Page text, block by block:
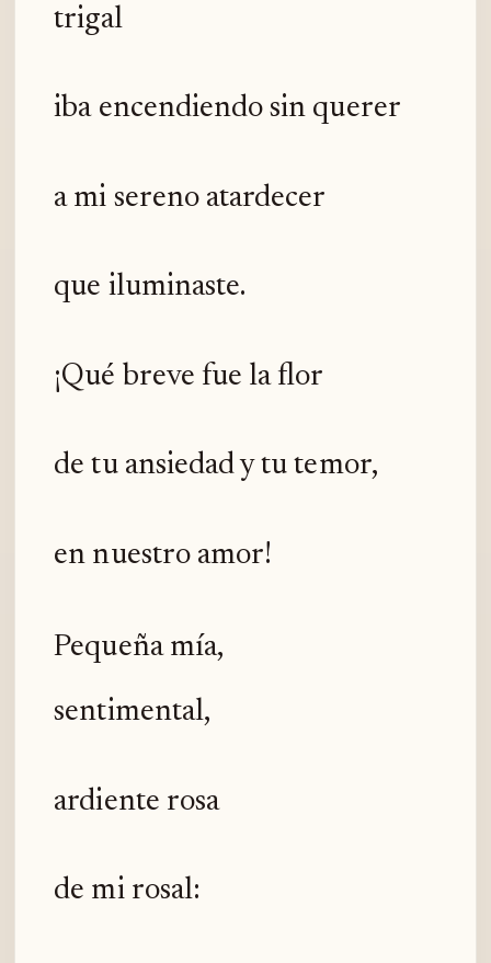
trigal
iba encendiendo sin querer
a mi sereno atardecer
que iluminaste.
¡Qué breve fue la flor
de tu ansiedad y tu temor,
en nuestro amor!
Pequeña mía,
sentimental,
ardiente rosa
de mi rosal: